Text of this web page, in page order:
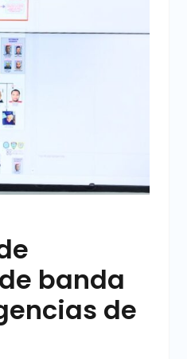
banda
de